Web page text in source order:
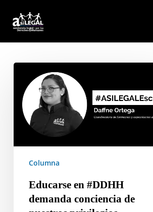
main
content
#DDHH
demanda
conciencia
nuestros
privilegios
Columna
Educarse en #DDHH
demanda conciencia de